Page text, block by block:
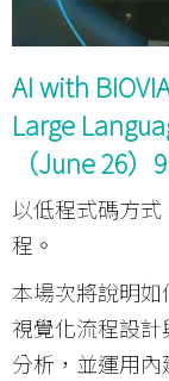
AI with
Large
（June 26）
以低程式碼方
程。
本場次將說明
視覺化流程設
分析，並運用內